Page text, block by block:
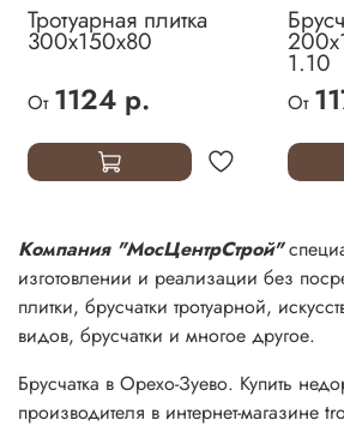
Тротуарная плитка
300х150х80
От 1124 р.
1.10
От
Компания "МосЦентрСтрой"
изготовлении и реализации без
плитки, брусчатки тротуарной,
видов, брусчатки и многое другое.
Брусчатка в Орехо-Зуево. Купить
производителя в интернет-магазине